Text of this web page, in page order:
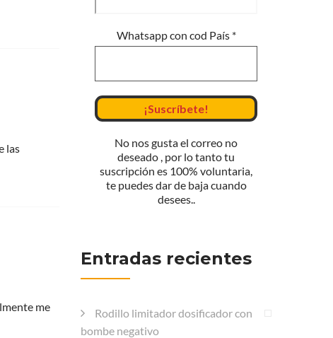
las
me
Whatsapp con cod País *
No nos gusta el correo no
deseado , por lo tanto tu
suscripción es 100% voluntaria,
te puedes dar de baja cuando
desees..
Entradas recientes
Rodillo limitador dosificador con
bombe negativo